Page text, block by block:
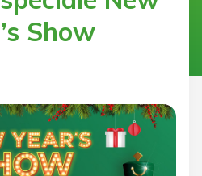
Show